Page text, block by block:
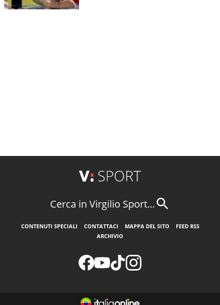
Cerca in Virgilio Sport...
CONTENUTI SPECIALI CONTATTACI MAPPA DEL SITO
FEED RSS
ARCHIVIO